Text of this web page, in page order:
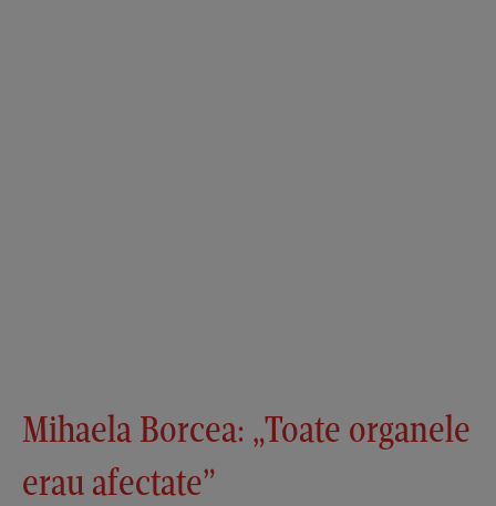
Mihaela Borcea: „Toate organele
erau afectate”